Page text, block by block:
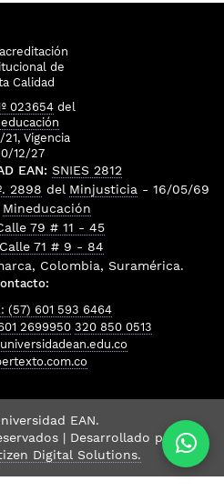
de
Calidad
023654 del
21, Vigencia
12/27
EAN: SNIES 2812
2898 del Minjusticia - 16/05/69
Mineducación
79 # 11 - 45
71 # 9 - 84
Colombia, Suramérica.
(57) 601 593 6464
2699950 320 850 0513
EAN.
| Desarrollado por
Digital Solutions.